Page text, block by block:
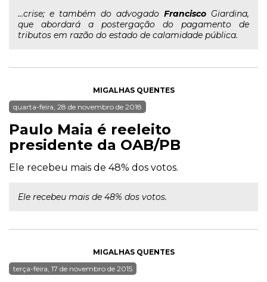
...crise; e também do advogado Francisco Giardina,
que abordará a postergação do pagamento de
tributos em razão do estado de calamidade pública.
MIGALHAS QUENTES
quarta-feira, 28 de novembro de 2018
Paulo Maia é reeleito
presidente da OAB/PB
Ele recebeu mais de 48% dos votos.
Ele recebeu mais de 48% dos votos.
MIGALHAS QUENTES
terça-feira, 17 de novembro de 2015